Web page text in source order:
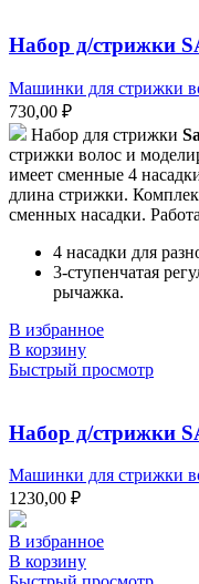
Набор д/стрижки
Машинки для стрижки
730,00 ₽
Набор для стрижки
стрижки волос и
имеет сменные 4
длина стрижки.
сменных насадки.
4 насадки для
3-ступенчатая
рычажка.
В избранное
В корзину
Быстрый просмотр
Набор д/стрижки
Машинки для стрижки
1230,00 ₽
В избранное
В корзину